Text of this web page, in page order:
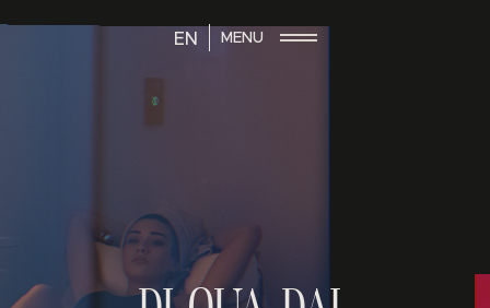
EN MENU
Le tue preferenze relative alla privacy